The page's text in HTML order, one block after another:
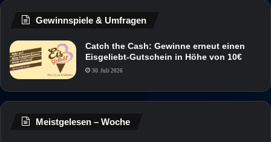
Gewinnspiele & Umfragen
Catch the Cash: Gewinne erneut einen
Eisgeliebt-Gutschein in Höhe von 10€
30. Juli 2026
Meistgelesen – Woche